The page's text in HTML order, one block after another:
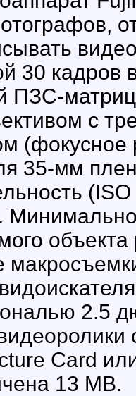
30
ПЗС-
с
(фокусное
35-мм
2.5
Card
13 МВ.